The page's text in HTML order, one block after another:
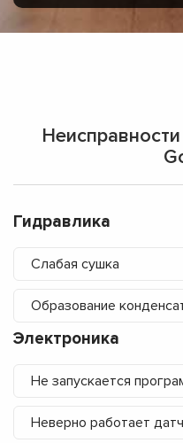
Гидравлика
Слабая сушка
Образование
Электроника
Не запускается
Неверно работает